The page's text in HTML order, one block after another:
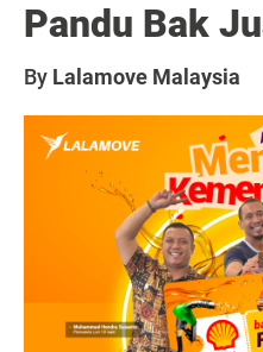
Pandu Bak
By Lalamove Malaysia